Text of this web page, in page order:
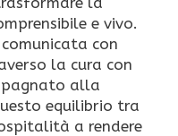
e vivo.
con
la cura con
alla
equilibrio tra
a rendere